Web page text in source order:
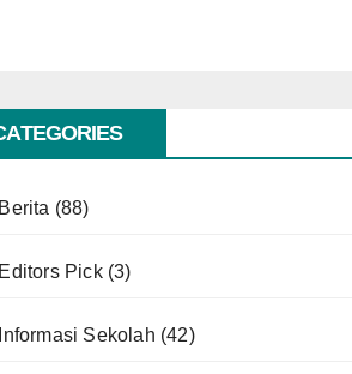
Berita (88)
Editors Pick(3)
Informasi Sekolah (42)